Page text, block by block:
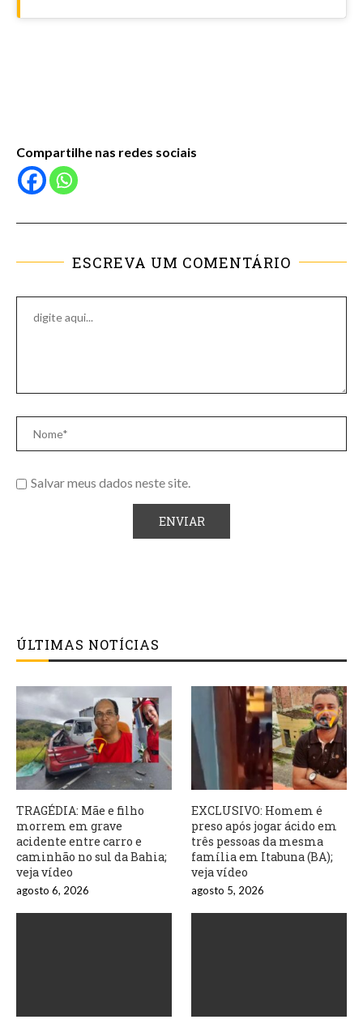
Compartilhe nas redes sociais
ESCREVA UM COMENTÁRIO
Salvar meus dados neste site.
ÚLTIMAS NOTÍCIAS
TRAGÉDIA: Mãe e filho
morrem em grave
acidente entre carro e
caminhão no sul da Bahia;
veja vídeo
agosto 6, 2026
EXCLUSIVO: Homem é
preso após jogar ácido em
três pessoas da mesma
família em Itabuna (BA);
veja vídeo
agosto 5, 2026